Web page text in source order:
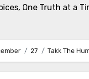
One Truth at a
27 Takk The